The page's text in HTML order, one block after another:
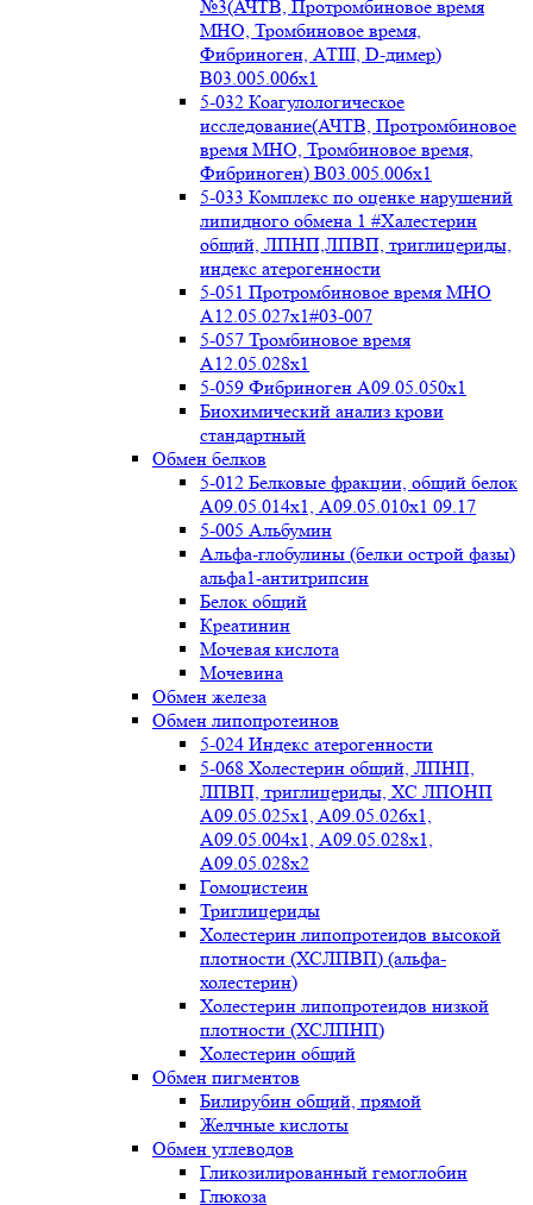
№3(АЧТВ, Протромбиновое время
МНО, Тромбиновое время,
Фибриноген, АТIII, D-димер)
B03.005.006x1
5-032 Коагулологическое
исследование(АЧТВ, Протромбиновое
время МНО, Тромбиновое время,
Фибриноген) B03.005.006x1
5-033 Комплекс по оценке нарушений
липидного обмена 1 #Халестерин
общий, ЛПНП,ЛПВП, триглицериды,
индекс атерогенности
5-051 Протромбиновое время МНО
А12.05.027x1#03-007
5-057 Тромбиновое время
А12.05.028x1
5-059 Фибриноген А09.05.050x1
Биохимический анализ крови
стандартный
Обмен белков
5-012 Белковые фракции, общий белок
А09.05.014х1, А09.05.010х1 09.17
5-005 Альбумин
Альфа-глобулины (белки острой фазы)
альфа1-антитрипсин
Белок общий
Креатинин
Мочевая кислота
Мочевина
Обмен железа
Обмен липопротеинов
5-024 Индекс атерогенности
5-068 Холестерин общий, ЛПНП,
ЛПВП, триглицериды, ХС ЛПОНП
А09.05.025x1, A09.05.026х1,
А09.05.004х1, А09.05.028х1,
А09.05.028х2
Гомоцистеин
Триглицериды
Холестерин липопротеидов высокой
плотности (ХСЛПВП) (альфа-
холестерин)
Холестерин липопротеидов низкой
плотности (ХСЛПНП)
Холестерин общий
Обмен пигментов
Билирубин общий, прямой
Желчные кислоты
Обмен углеводов
Гликозилированный гемоглобин
Глюкоза